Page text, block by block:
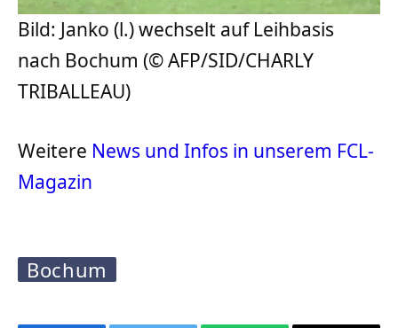
Bild: Janko (l.) wechselt auf Leihbasis
nach Bochum (© AFP/SID/CHARLY
TRIBALLEAU)
Weitere News und Infos in unserem FCL-
Magazin
Bochum